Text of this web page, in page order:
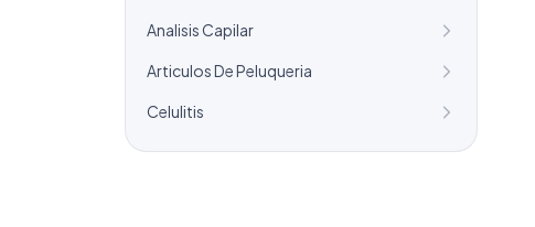
Analisis Capilar
Articulos De Peluqueria
Celulitis